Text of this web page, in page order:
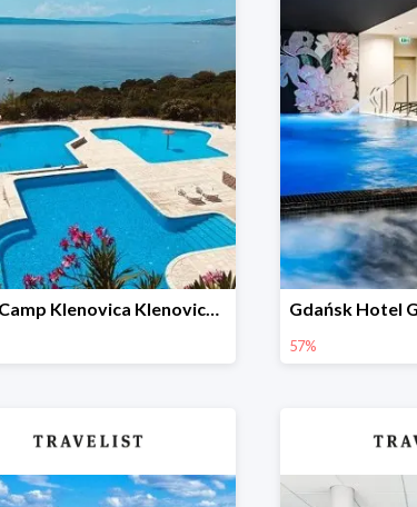
Small Camp Klenovica Klenovica Chorwacja w Travelist -27%
57%